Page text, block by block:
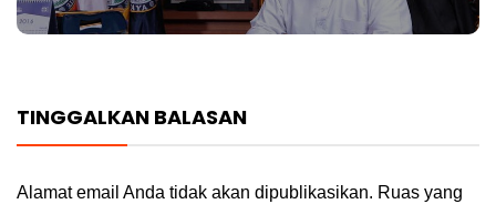
TINGGALKAN BALASAN
Alamat email Anda tidak akan dipublikasikan. Ruas yang